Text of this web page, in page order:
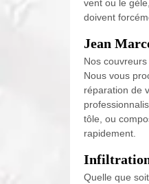
vent ou le
doivent
Jean
Nos
Nous vous
réparation de
tôle, ou
rapidement.
Infiltration
Quelle que